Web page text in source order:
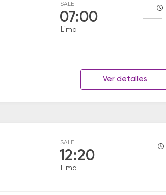
SALE
07:00
Lima
Ver detalles
SALE
12:20
Lima